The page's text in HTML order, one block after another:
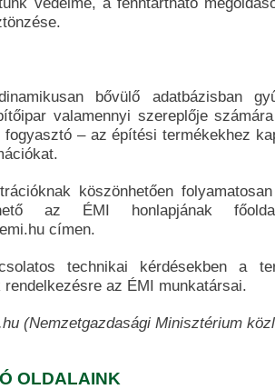
bővülő adatbázisban
valamennyi szereplője
fogyasztó – az építési termékekhez
köszönhetően
az ÉMI honlapjának
címen.
technikai kérdésekben a
az ÉMI munkatársai.
(Nemzetgazdasági Minisztérium
OLDALAINK